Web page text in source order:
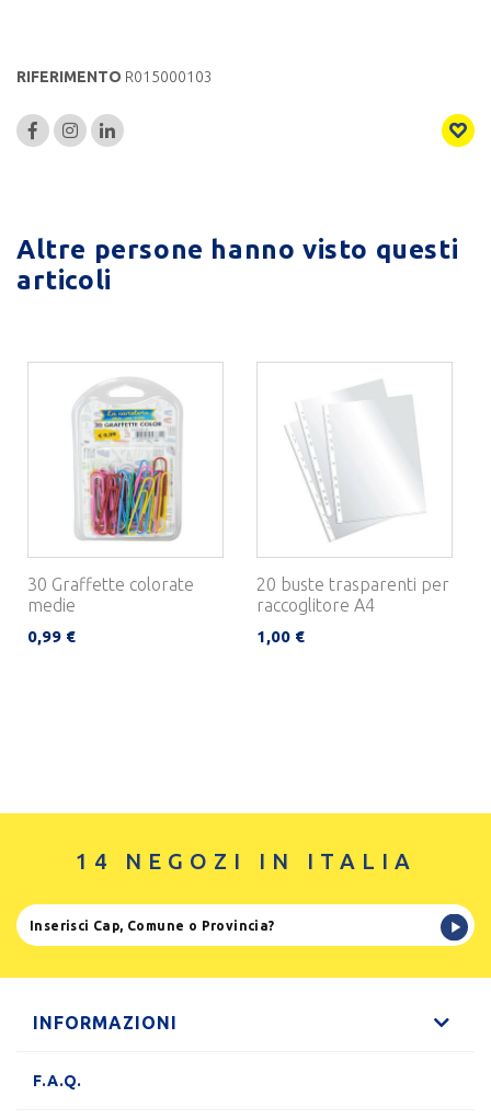
RIFERIMENTO R015000103
Altre persone hanno visto questi
articoli
30 Graffette colorate
medie
0,99 €
20 buste trasparenti per
raccoglitore A4
1,00 €
14 NEGOZI IN ITALIA
INFORMAZIONI
F.A.Q.